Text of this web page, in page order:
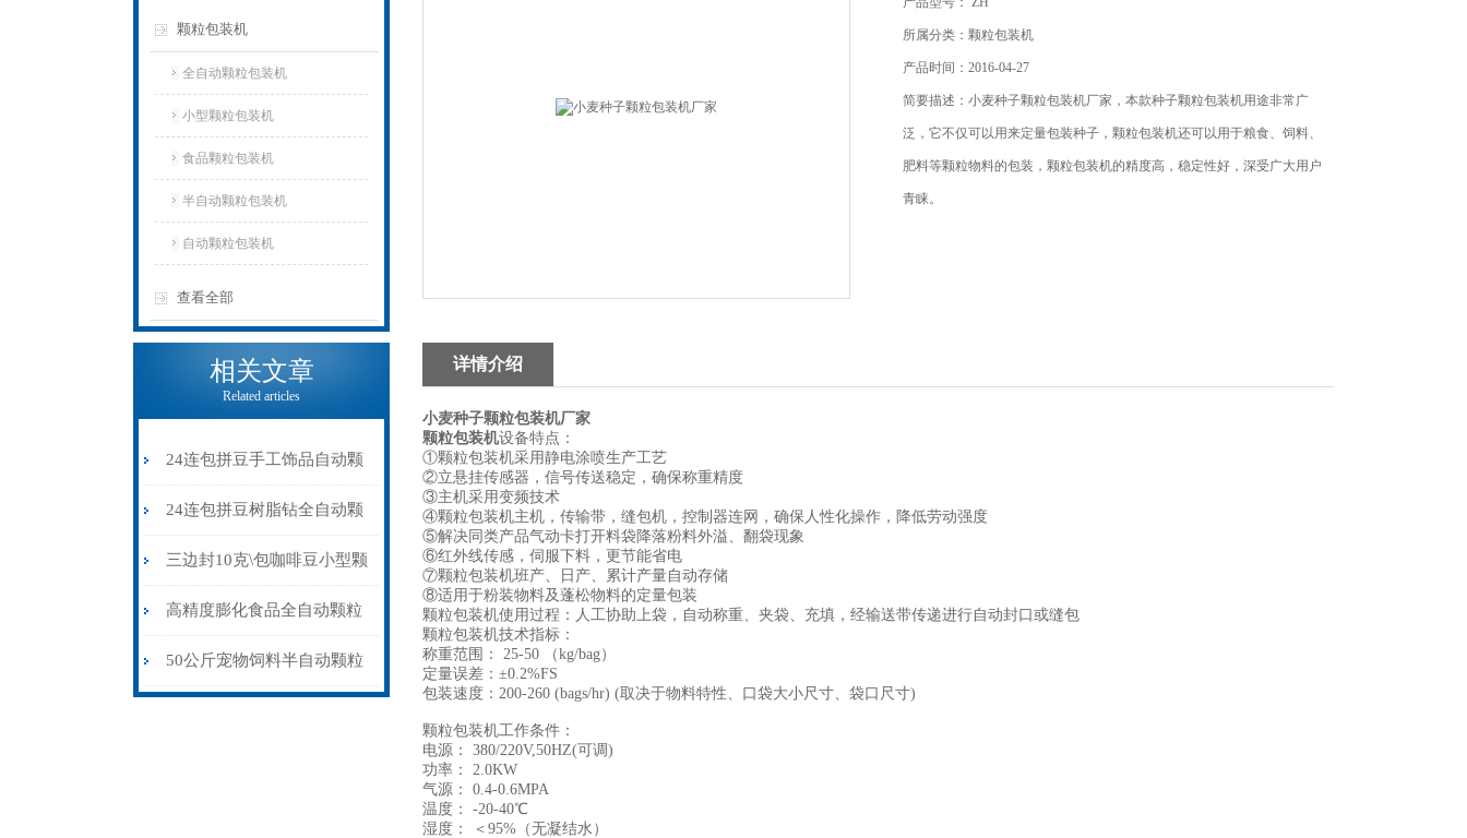
颗粒包装机
全自动颗粒包装机
小型颗粒包装机
食品颗粒包装机
半自动颗粒包装机
自动颗粒包装机
查看全部
相关文章
Related articles
24连包拼豆手工饰品自动颗
粒包装机防静电不堵料
24连包拼豆树脂钻全自动颗
粒包装机高精度防静电
三边封10克\包咖啡豆小型颗
粒包装机多少钱
高精度膨化食品全自动颗粒
包装机15-35克\包
50公斤宠物饲料半自动颗粒
所属分类：颗粒包装机
产品时间：2016-04-27
简要描述：小麦种子颗粒包装机厂家，本款种子颗粒包装机用途非常广
泛，它不仅可以用来定量包装种子，颗粒包装机还可以用于粮食、饲料、
肥料等颗粒物料的包装，颗粒包装机的精度高，稳定性好，深受广大用户
青睐。
详情介绍
小麦种子颗粒包装机厂家
颗粒包装机设备特点：
①颗粒包装机采用静电涂喷生产工艺
②立悬挂传感器，信号传送稳定，确保称重精度
③主机采用变频技术
④颗粒包装机主机，传输带，缝包机，控制器连网，确保人性化操作，降低劳动强度
⑤解决同类产品气动卡打开料袋降落粉料外溢、翻袋现象
⑥红外线传感，伺服下料，更节能省电
⑦颗粒包装机班产、日产、累计产量自动存储
⑧适用于粉装物料及蓬松物料的定量包装
颗粒包装机使用过程：人工协助上袋，自动称重、夹袋、充填，经输送带传递进行自动封口或缝包
颗粒包装机技术指标：
称重范围： 25-50 （kg/bag）
定量误差：±0.2%FS
包装速度：200-260 (bags/hr) (取决于物料特性、口袋大小尺寸、袋口尺寸)
颗粒包装机工作条件：
电源： 380/220V,50HZ(可调)
功率： 2.0KW
气源： 0.4-0.6MPA
温度： -20-40℃
湿度： ＜95%（无凝结水）